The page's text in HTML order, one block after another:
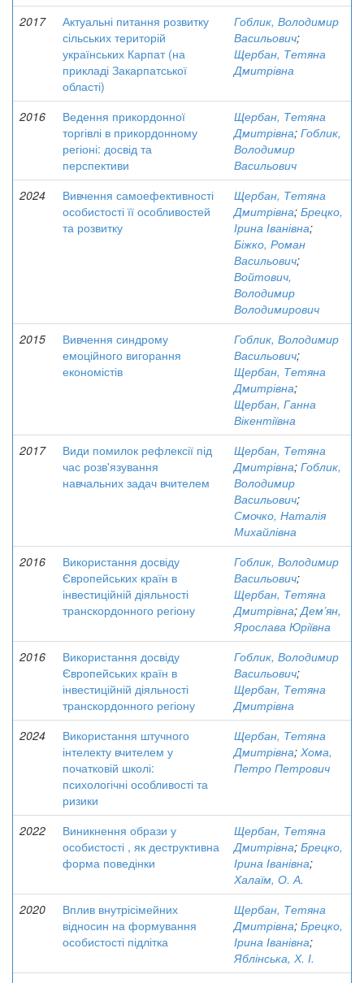
2017
Актуальні питання розвитку
сільських територій
українських Карпат (на
прикладі Закарпатської
області)
Гоблик, Володимир
Васильович;
Щербан, Тетяна
Дмитрівна
2016
Ведення прикордонної
торгівлі в прикордонному
регіоні: досвід та
перспективи
Щербан, Тетяна
Дмитрівна; Гоблик,
Володимир
Васильович
2024
Вивчення самоефективності
особистості її особливостей
та розвитку
Щербан, Тетяна
Дмитрівна; Брецко,
Ірина Іванівна;
Біжко, Роман
Васильович;
Войтович,
Володимир
Володимирович
2015
Вивчення синдрому
емоційного вигорання
економістів
Гоблик, Володимир
Васильович;
Щербан, Тетяна
Дмитрівна;
Щербан, Ганна
Вікентіївна
2017
Види помилок рефлексії під
час розв'язування
навчальних задач вчителем
Щербан, Тетяна
Дмитрівна; Гоблик,
Володимир
Васильович;
Смочко, Наталія
Михайлівна
2016
Використання досвіду
Європейських країн в
інвестиційній діяльності
транскордонного регіону
Гоблик, Володимир
Васильович;
Щербан, Тетяна
Дмитрівна;Дем’ян,
Ярослава Юріївна
2016
Використання досвіду
Європейських країн в
інвестиційній діяльності
транскордонного регіону
Гоблик, Володимир
Васильович;
Щербан, Тетяна
Дмитрівна
2024
Використання штучного
інтелекту вчителем у
початковій школі:
психологічні особливості та
ризики
Щербан, Тетяна
Дмитрівна; Хома,
Петро Петрович
2022
Виникнення образи у
особистості , як деструктивна
форма поведінки
Щербан, Тетяна
Дмитрівна; Брецко,
Ірина Іванівна;
Халаїм, О. А.
2020
Вплив внутрісімейних
відносин на формування
особистості підлітка
Щербан, Тетяна
Дмитрівна; Брецко,
Ірина Іванівна;
Яблінська, Х. І.